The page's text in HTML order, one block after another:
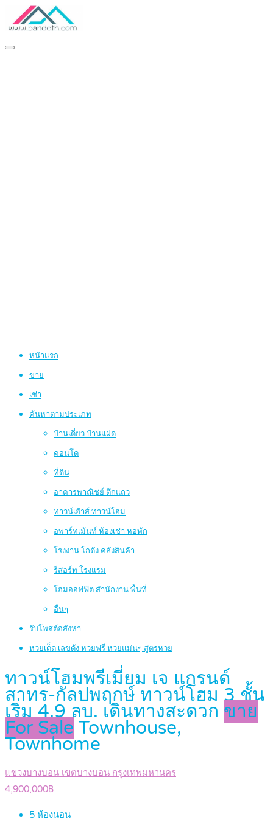
หน้าแรก
ขาย
เช่า
ค้นหาตามประเภท
บ้านเดี่ยว บ้านแฝด
คอนโด
ที่ดิน
อาคารพาณิชย์ ตึกแถว
ทาวน์เฮ้าส์ ทาวน์โฮม
อพาร์ทเม้นท์ ห้องเช่า หอพัก
โรงงาน โกดัง คลังสินค้า
รีสอร์ท โรงแรม
โฮมออฟฟิต สำนักงาน พื้นที่
อื่นๆ
รับโพสต์อสังหา
หวยเด็ด เลขดัง หวยฟรี หวยแม่นๆ สูตรหวย
ทาวน์โฮมพรีเมี่ยม เจ แกรนด์
สาทร-กัลปพฤกษ์ ทาวน์โฮม 3 ชั้น
เริ่ม 4.9 ลบ. เดินทางสะดวก ขาย
For Sale Townhouse,
Townhome
แขวงบางบอน เขตบางบอน กรุงเทพมหานคร
4,900,000฿
5 ห้องนอน